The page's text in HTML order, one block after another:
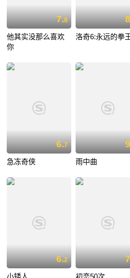
7.8
他其实没那么喜欢
你
洛奇6:永远的拳
6.7
急冻奇侠 雨中曲
6.2